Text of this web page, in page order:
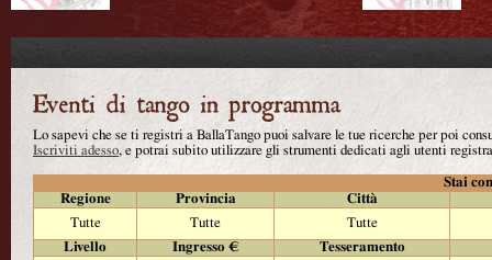
Lo sapevi che se ti registri a BallaTango puoi salvare le tue ricerche per poi
Iscriviti adesso, e potrai subito utilizzare gli strumenti dedicati agli utenti
Stai
Regione
Provincia
Città
Tutte
Tutte
Tutte
Livello
Ingresso €
Tesseramento